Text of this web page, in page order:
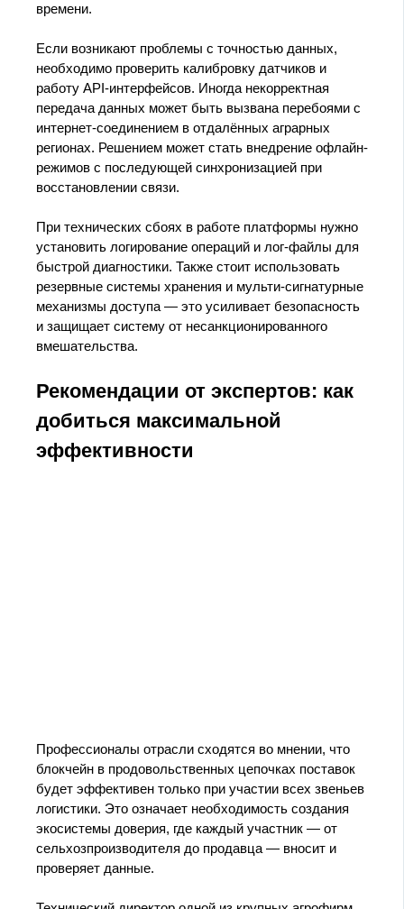
времени.
Если возникают проблемы с точностью данных,
необходимо проверить калибровку датчиков и
работу API-интерфейсов. Иногда некорректная
передача данных может быть вызвана перебоями с
интернет-соединением в отдалённых аграрных
регионах. Решением может стать внедрение офлайн-
режимов с последующей синхронизацией при
восстановлении связи.
При технических сбоях в работе платформы нужно
установить логирование операций и лог-файлы для
быстрой диагностики. Также стоит использовать
резервные системы хранения и мульти-сигнатурные
механизмы доступа — это усиливает безопасность
и защищает систему от несанкционированного
вмешательства.
Рекомендации от экспертов: как
добиться максимальной
эффективности
Профессионалы отрасли сходятся во мнении, что
блокчейн в продовольственных цепочках поставок
будет эффективен только при участии всех звеньев
логистики. Это означает необходимость создания
экосистемы доверия, где каждый участник — от
сельхозпроизводителя до продавца — вносит и
проверяет данные.